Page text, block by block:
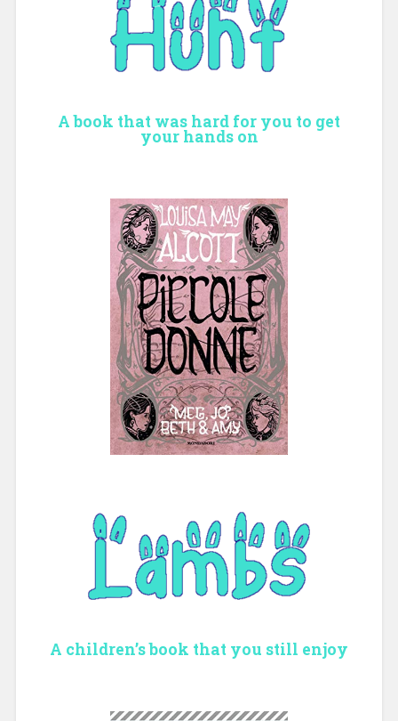
A book that was hard for you to get
your hands on
A children’s book that you still enjoy